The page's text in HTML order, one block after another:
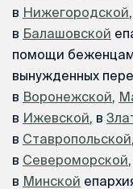
в Нижегородской
в Балашовской
помощи
вынужденных
в Воронежской,
в Ижевской, в
в Ставропольской
в Североморской
в Минской